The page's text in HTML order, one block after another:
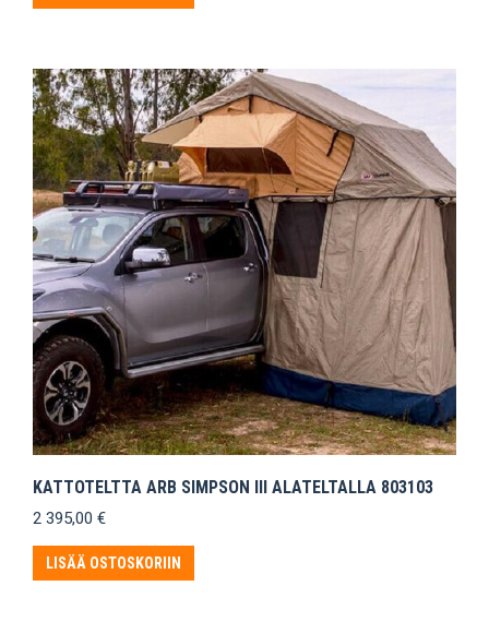
KATTOTELTTA ARB SIMPSON III ALATELTALLA 803103
2 395,00 €
LISÄÄ OSTOSKORIIN